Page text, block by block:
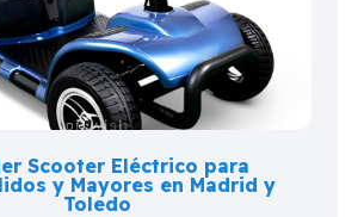
Scooter Eléctrico para
y Mayores en Madrid y
Toledo